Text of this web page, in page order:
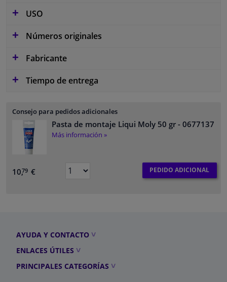
USO
Números originales
Fabricante
Tiempo de entrega
Consejo para pedidos adicionales
Pasta de montaje Liqui Moly 50 gr - 0677137
Más información »
10,79 € PEDIDO ADICIONAL
AYUDA Y CONTACTO
ENLACES ÚTILES
PRINCIPALES CATEGORÍAS